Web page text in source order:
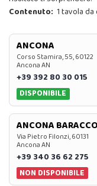
Contenuto: 1 tavola
ANCONA
Corso Stamira, 55, 60122
Ancona AN
+39 392 80 30 015
DISPONIBILE
ANCONA
Via Pietro Filonzi, 60131
Ancona AN
+39 340 36 62 275
NON DISPONIBILE